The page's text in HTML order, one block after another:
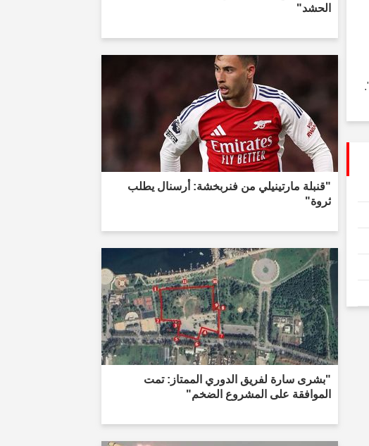
الحشد"
"قنبلة مارتينيلي من فنربخشة: أرسنال يطلب
ثروة"
"بشرى سارة لفريق الدوري الممتاز: تمت
الموافقة على المشروع الضخم"